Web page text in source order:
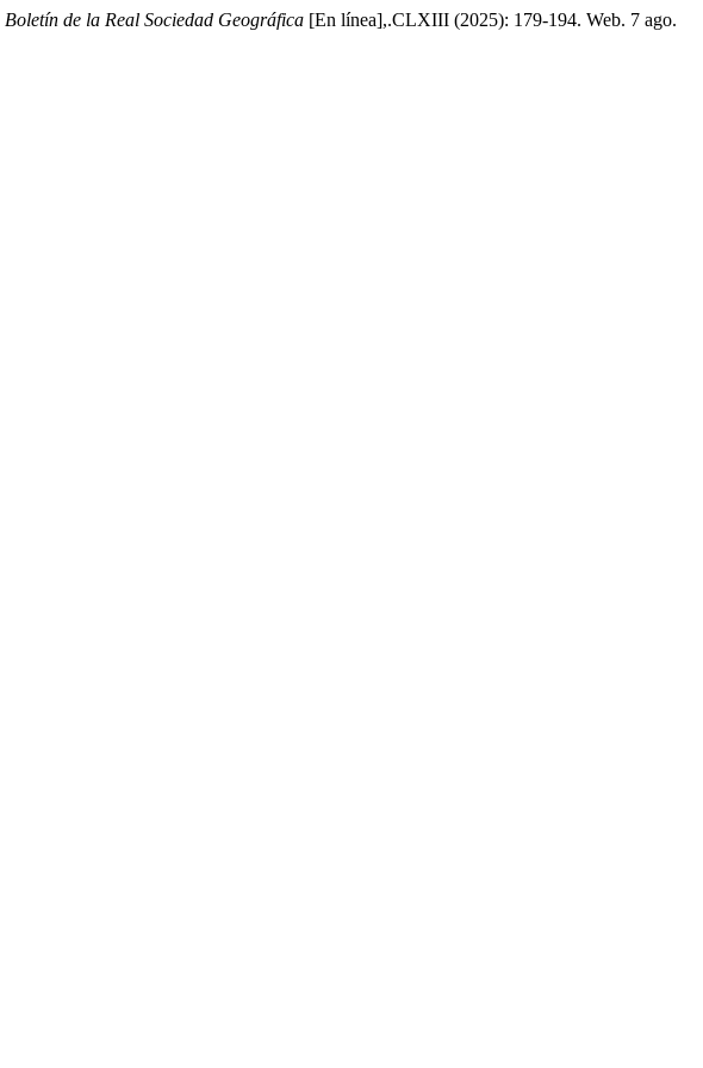
Boletín de la Real Sociedad Geográfica [En línea],.CLXIII (2025): 179-194. Web. 7 ago.